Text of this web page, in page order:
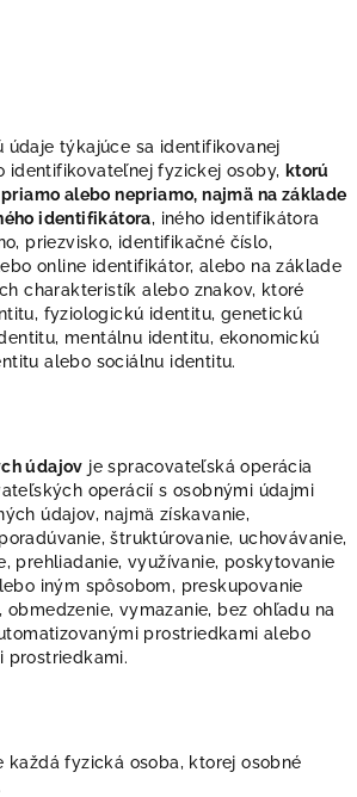
údaje týkajúce sa identifikovanej
identifikovateľnej fyzickej osoby, ktorú
alebo nepriamo, najmä na základe
identifikátora, iného identifikátora
priezvisko, identifikačné číslo,
online identifikátor, alebo na základe
charakteristík alebo znakov, ktoré
fyziologickú identitu, genetickú
mentálnu identitu, ekonomickú
alebo sociálnu identitu.
údajov je spracovateľská operácia
operácií s osobnými údajmi
údajov, najmä získavanie,
štruktúrovanie, uchovávanie,
prehliadanie, využívanie, poskytovanie
iným spôsobom, preskupovanie
vymazanie, bez ohľadu na
prostriedkami alebo
prostriedkami.
každá fyzická osoba, ktorej osobné